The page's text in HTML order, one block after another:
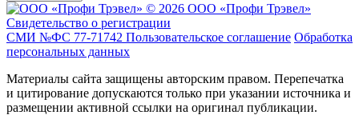
© 2026 ООО «Профи Трэвeл»
Свидетельство о регистрации
СМИ №ФС 77-71742 Пользовательское соглашение Обработка
персональных данных
Материалы сайта защищены авторским правом. Перепечатка
и цитирование допускаются только при указании источника и
размещении активной ссылки на оригинал публикации.